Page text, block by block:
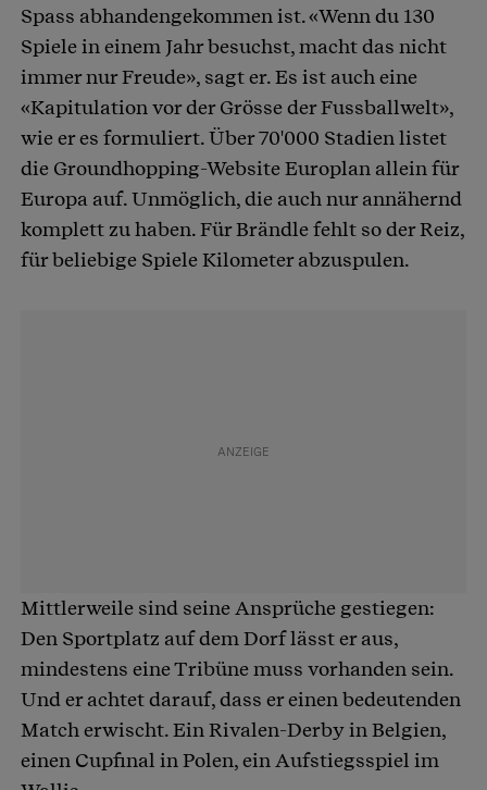
Spass abhandengekommen ist. «Wenn du 130
Spiele in einem Jahr besuchst, macht das nicht
immer nur Freude», sagt er. Es ist auch eine
«Kapitulation vor der Grösse der Fussballwelt»,
wie er es formuliert. Über 70'000 Stadien listet
die Groundhopping-Website Europlan allein für
Europa auf. Unmöglich, die auch nur annähernd
komplett zu haben. Für Brändle fehlt so der Reiz,
für beliebige Spiele Kilometer abzuspulen.
Mittlerweile sind seine Ansprüche gestiegen:
Den Sportplatz auf dem Dorf lässt er aus,
mindestens eine Tribüne muss vorhanden sein.
Und er achtet darauf, dass er einen bedeutenden
Match erwischt. Ein Rivalen-Derby in Belgien,
einen Cupfinal in Polen, ein Aufstiegsspiel im